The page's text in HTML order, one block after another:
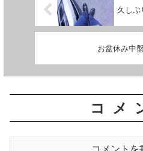
久しぶ
お盆休み中
コメ